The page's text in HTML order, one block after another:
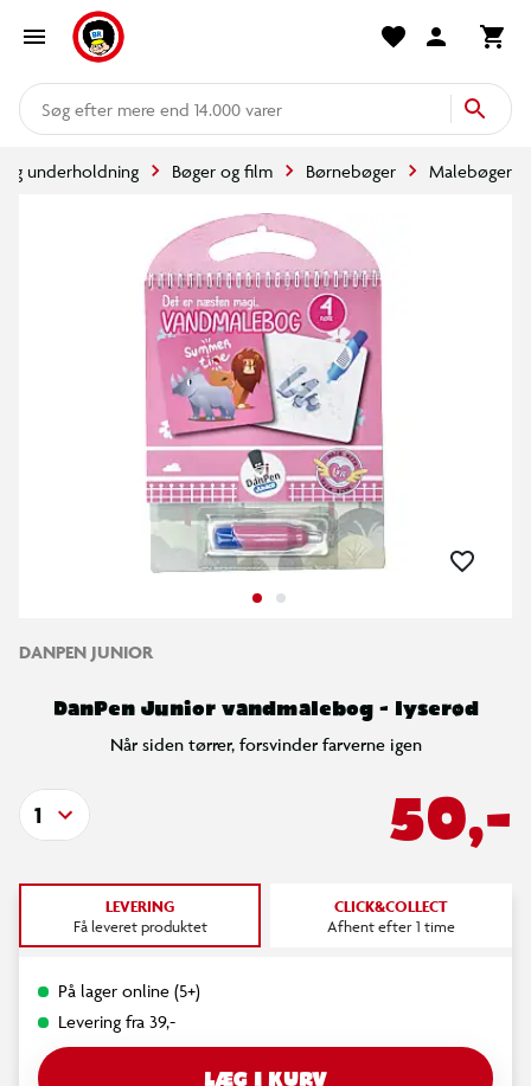
mere end 14.000 varer
og underholdning Bøger og film Børnebøger Malebøger
DANPEN JUNIOR
DanPen Junior vandmalebog - lyserød
Når siden tørrer, forsvinder farverne igen
50,-
1
LEVERING
Få leveret produktet
CLICK&COLLECT
Afhent efter 1 time
På lager online (5+)
Levering fra 39,-
LÆG I KURV